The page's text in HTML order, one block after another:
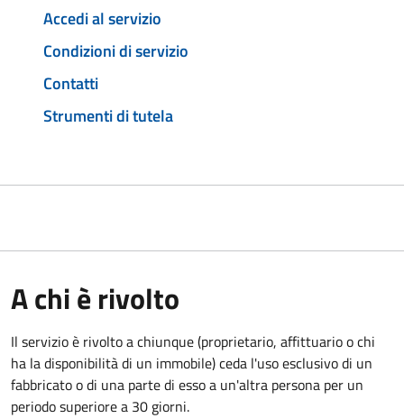
Accedi al servizio
Condizioni di servizio
Contatti
Strumenti di tutela
A chi è rivolto
Il servizio è rivolto a chiunque (proprietario, affittuario o chi
ha la disponibilità di un immobile) ceda l'uso esclusivo di un
fabbricato o di una parte di esso a un'altra persona per un
periodo superiore a 30 giorni.